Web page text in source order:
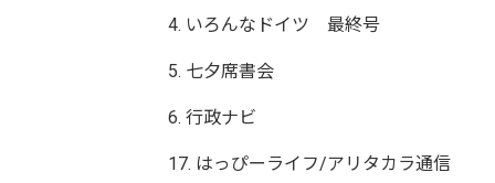
4. いろんなドイツ 最終号
5. 七夕席書会
6. 行政ナビ
17. はっぴーライフ/アリタカラ通信